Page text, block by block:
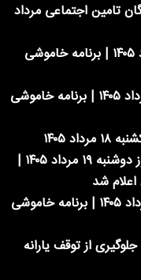
تامین اجتماعی مرداد
جدول قطعی برق یزد روز دوشنبه ۱۹ مرداد ۱۴۰۵ | برنامه خاموشی
جدول قطعی برق قزوین روز دوشنبه ۱۹ مرداد ۱۴۰۵ | برنامه خاموشی
۱۴۰۵
جدول قطعی برق سیستان و بلوچستان روز دوشنبه ۱۹ مرداد ۱۴۰۵ |
شد
جدول قطعی برق کرمان روز دوشنبه ۱۹ مرداد ۱۴۰۵ | برنامه خاموشی
از توقف یارانه